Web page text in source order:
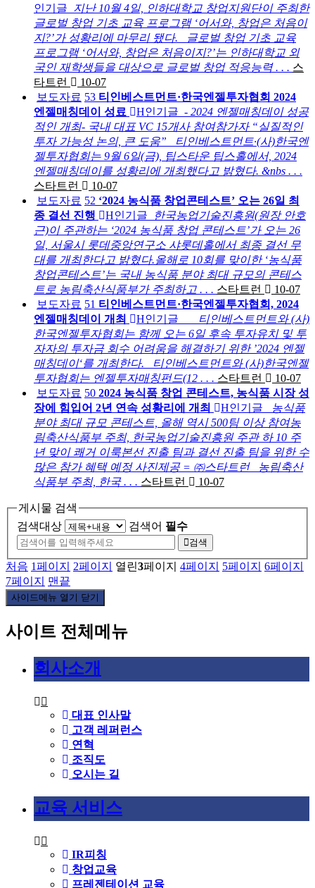
인기글 지난 10월 4일, 인하대학교 창업지원단이 주최한
글로벌 창업 기초 교육 프로그램 ‘어서와, 창업은 처음이
지?’가 성황리에 마무리 됐다. 글로벌 창업 기초 교육
프로그램 ‘어서와, 창업은 처음이지?’는 인하대학교 외
국인 재학생들을 대상으로 글로벌 창업 적응능력 . . . 스
타트런
10-07
보도자료 53 티인베스트먼트·한국엔젤투자협회 2024
엔젤매칭데이 성료
H인기글 - 2024 엔젤매칭데이 성공
적인 개최- 국내 대표 VC 15개사 참여참가자 “실질적인
투자 가능성 논의, 큰 도움” 티인베스트먼트·(사)한국엔
젤투자협회는 9월 6일(금), 팁스타운 팁스홀에서, 2024
엔젤매칭데이를 성황리에 개최했다고 밝혔다. &nbs . . .
스타트런
10-07
보도자료 52 ‘2024 농식품 창업콘테스트’ 오는 26일 최
종 결선 진행
H인기글
한국농업기술진흥원(원장 안호
근)이 주관하는 ‘2024 농식품 창업 콘테스트’가 오는 26
일, 서울시 롯데중앙연구소 샤롯데홀에서 최종 결선 무
대를 개최한다고 밝혔다.올해로 10회를 맞이한 ‘농식품
창업콘테스트’는 국내 농식품 분야 최대 규모의 콘테스
트로 농림축산식품부가 주최하고 . . . 스타트런
10-07
보도자료 51 티인베스트먼트·한국엔젤투자협회, 2024
엔젤매칭데이 개최
H인기글
티인베스트먼트와 (사)
한국엔젤투자협회는 함께 오는 6일 후속 투자유치 및 투
자자의 투자금 회수 어려움을 해결하기 위한 ’2024 엔젤
매칭데이‘를 개최한다. 티인베스트먼트와 (사)한국엔젤
투자협회는 엔젤투자매칭펀드(12 . . . 스타트런
10-07
보도자료 50 2024 농식품 창업 콘테스트, 농식품 시장 성
장에 힘입어 2년 연속 성황리에 개최
H인기글
농식품
분야 최대 규모 콘테스트, 올해 역시 500팀 이상 참여농
림축산식품부 주최, 한국농업기술진흥원 주관 하 10 주
년 맞이 쾌거 이룩본선 진출 팀과 결선 진출 팀을 위한 수
많은 참가 혜택 예정 사진제공 = ㈜스타트런 농림축산
식품부 주최, 한국 . . . 스타트런 10-07
게시물 검색
검색대상
검색어 필수
검색
처음 1페이지 2페이지 열린3페이지 4페이지 5페이지 6페이지
7페이지 맨끝
사이드메뉴 열기 닫기
사이트 전체메뉴
회사소개
대표 인사말
고객 레퍼런스
연혁
조직도
오시는 길
교육 서비스
IR피칭
창업교육
프레젠테이션 교육